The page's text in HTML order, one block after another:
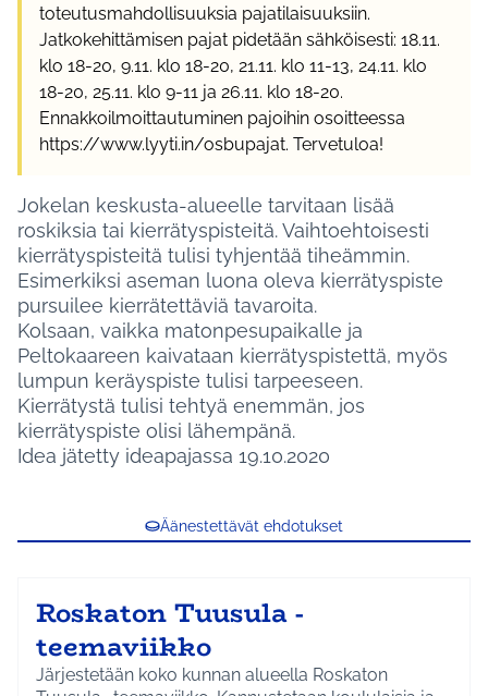
toteutusmahdollisuuksia pajatilaisuuksiin.
Jatkokehittämisen pajat pidetään sähköisesti: 18.11.
klo 18-20, 9.11. klo 18-20, 21.11. klo 11-13, 24.11. klo
18-20, 25.11. klo 9-11 ja 26.11. klo 18-20.
Ennakkoilmoittautuminen pajoihin osoitteessa
https://www.lyyti.in/osbupajat. Tervetuloa!
Jokelan keskusta-alueelle tarvitaan lisää
roskiksia tai kierrätyspisteitä. Vaihtoehtoisesti
kierrätyspisteitä tulisi tyhjentää tiheämmin.
Esimerkiksi aseman luona oleva kierrätyspiste
pursuilee kierrätettäviä tavaroita.
Kolsaan, vaikka matonpesupaikalle ja
Peltokaareen kaivataan kierrätyspistettä, myös
lumpun keräyspiste tulisi tarpeeseen.
Kierrätystä tulisi tehtyä enemmän, jos
kierrätyspiste olisi lähempänä.
Idea jätetty ideapajassa 19.10.2020
Äänestettävät ehdotukset
Roskaton Tuusula -
teemaviikko
Järjestetään koko kunnan alueella Roskaton